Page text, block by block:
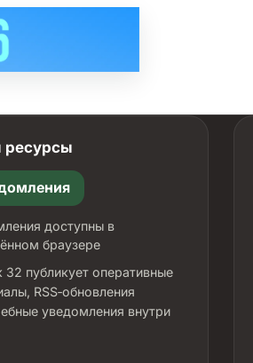
доступны в
браузере
32 публикует оперативные
RSS‑обновления
уведомления внутри